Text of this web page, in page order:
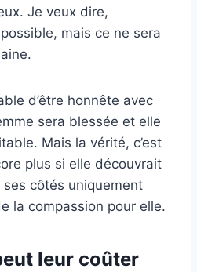
Je veux dire,
mais ce ne sera
d’être honnête avec
sera blessée et elle
Mais la vérité, c’est
plus si elle découvrait
côtés uniquement
la compassion pour elle.
leur coûter